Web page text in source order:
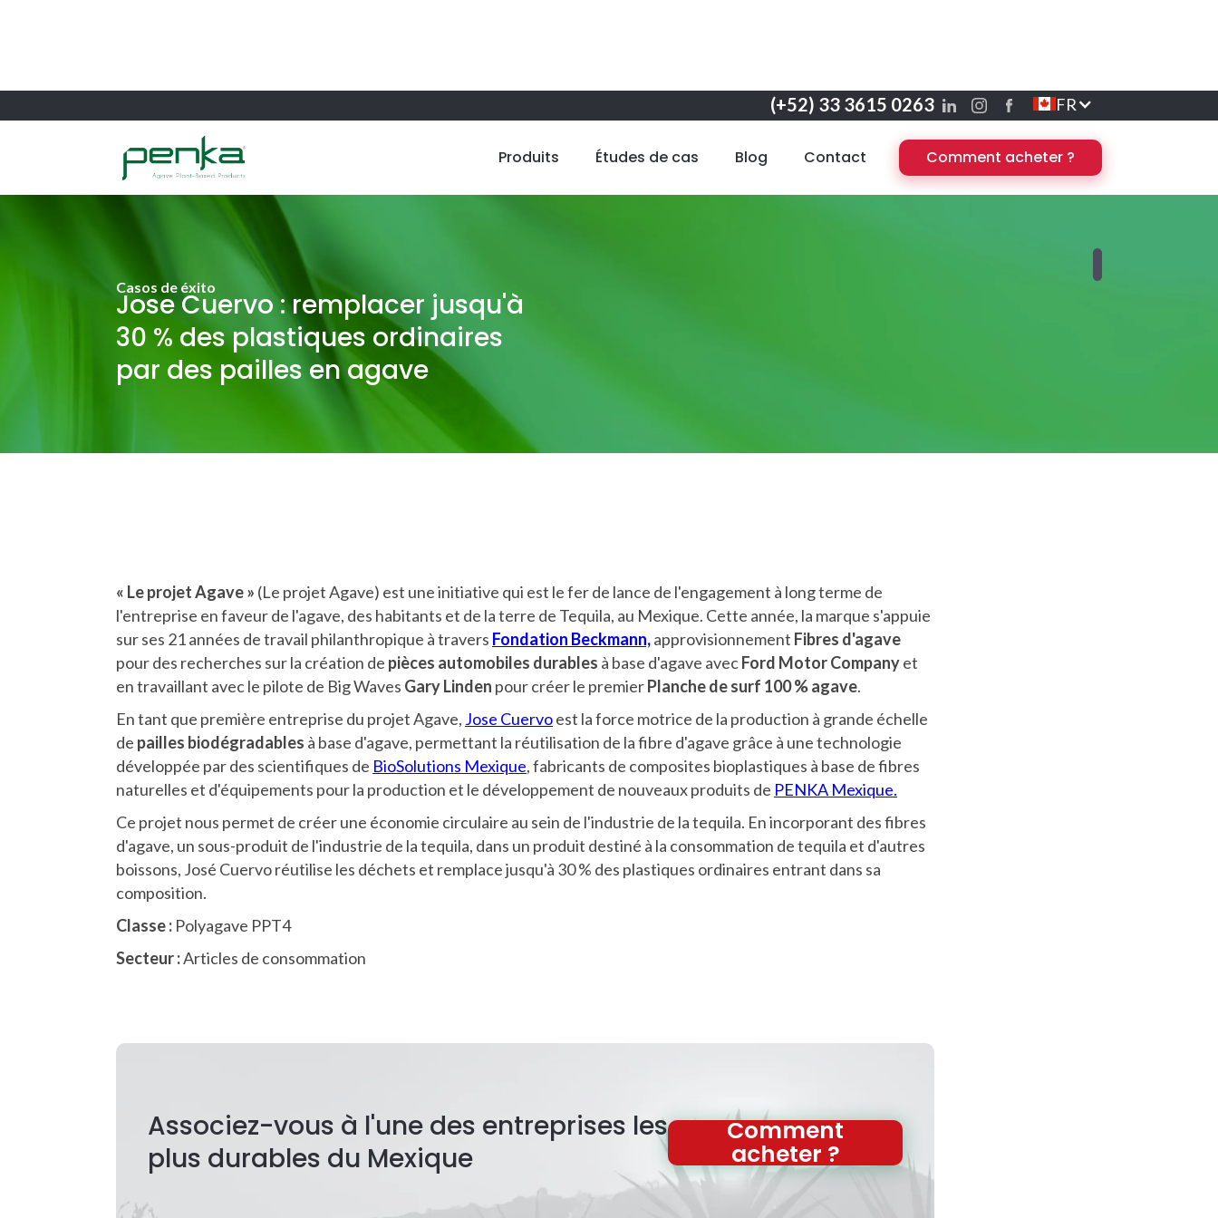
(+52) 33 3615 0263 FR
Produits Études de cas Blog Contact Comment acheter ?
Casos de éxito
Jose Cuervo : remplacer jusqu'à
30 % des plastiques ordinaires
par des pailles en agave
« Le projet Agave » (Le projet Agave) est une initiative qui est le fer de lance de l'engagement à long terme de
l'entreprise en faveur de l'agave, des habitants et de la terre de Tequila, au Mexique. Cette année, la marque s'appuie
sur ses 21 années de travail philanthropique à travers Fondation Beckmann,approvisionnement Fibres d'agave
pour des recherches sur la création de pièces automobiles durables à base d'agave avecFord Motor Companyet
en travaillant avec le pilote de Big Waves Gary Linden pour créer le premierPlanche de surf 100 % agave.
En tant que première entreprise du projet Agave, Jose Cuervoest la force motrice de la production à grande échelle
de pailles biodégradables à base d'agave, permettant la réutilisation de la fibre d'agave grâce à une technologie
développée par des scientifiques de BioSolutions Mexique, fabricants de composites bioplastiques à base de fibres
naturelles et d'équipements pour la production et le développement de nouveaux produits de PENKA Mexique.
Ce projet nous permet de créer une économie circulaire au sein de l'industrie de la tequila. En incorporant des fibres
d'agave, un sous-produit de l'industrie de la tequila, dans un produit destiné à la consommation de tequila et d'autres
boissons, José Cuervo réutilise les déchets et remplace jusqu'à 30 % des plastiques ordinaires entrant dans sa
composition.
Classe : Polyagave PPT4
Secteur :Articles de consommation
Associez-vous à l'une des entreprises les
plus durables du Mexique
Comment
acheter ?